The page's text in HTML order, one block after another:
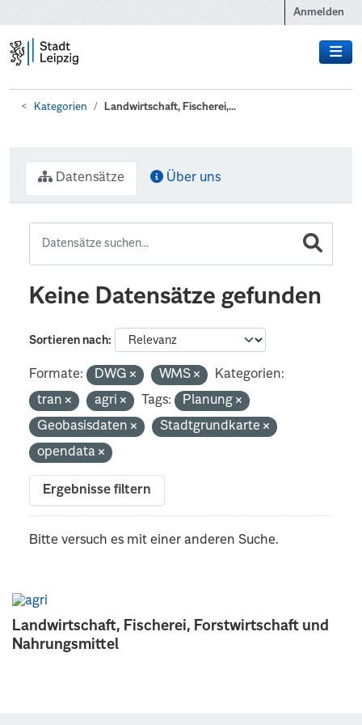
Anmelden
Kategorien Landwirtschaft, Fischerei,...
Landwirtschaft, Fischerei, Forstwirtschaft und
Nahrungsmittel
Datensätze Über uns
Keine Datensätze gefunden
Sortieren nach
Formate: DWG WMS
Kategorien:
tran
agri Tags:
Planung
Geobasisdaten
Stadtgrundkarte
opendata
Ergebnisse filtern
Bitte versuch es mit einer anderen Suche.